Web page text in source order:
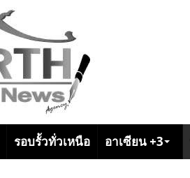
รอบรั้วทั่วเหนือ อาเซียน +3